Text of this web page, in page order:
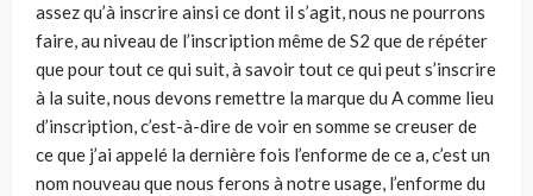
assez qu’à inscrire ainsi ce dont il s’agit, nous ne pourrons
faire, au niveau de l’inscription même de S2 que de répéter
que pour tout ce qui suit, à savoir tout ce qui peut s’inscrire
à la suite, nous devons remettre la marque du A comme lieu
d’inscription, c’est-à-dire de voir en somme se creuser de
ce que j’ai appelé la dernière fois l’enforme de ce a, c’est un
nom nouveau que nous ferons à notre usage, l’enforme du